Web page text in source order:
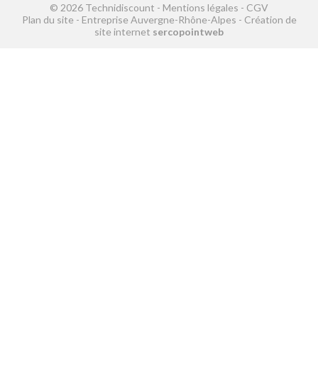
© 2026 Technidiscount - Mentions légales - CGV
Plan du site - Entreprise Auvergne-Rhône-Alpes - Création de
site internet sercopointweb